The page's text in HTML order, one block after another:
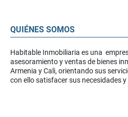
QUIÉNES SOMOS
Habitable Inmobiliaria es una
asesoramiento y ventas de bienes
Armenia y Cali, orientando sus
con ello satisfacer sus necesidades